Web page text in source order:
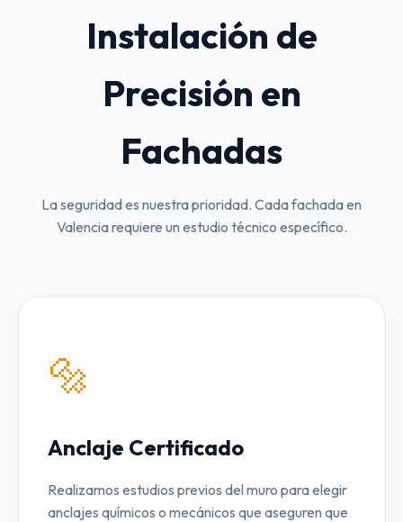
Instalación de
Precisión en
Fachadas
La seguridad es nuestra prioridad. Cada fachada en
Valencia requiere un estudio técnico específico.
🔩
Anclaje Certificado
Realizamos estudios previos del muro para elegir
anclajes químicos o mecánicos que aseguren que